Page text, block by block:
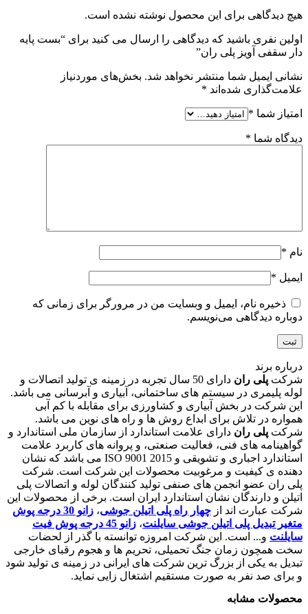
هیچ دیدگاهی برای این محصول نوشته نشده است.
اولین نفری باشید که دیدگاهی را ارسال می کنید برای “بست پایه
دار سقفی آویز پلی ران”
نشانی ایمیل شما منتشر نخواهد شد. بخش‌های موردنیاز
علامت‌گذاری شده‌اند *
امتیاز شما *
دیدگاه شما *
نام *
ایمیل *
ذخیره نام، ایمیل و وبسایت من در مرورگر برای زمانی که
دوباره دیدگاهی می‌نویسم.
درباره برند
شرکت پلی ران
دارای 50 سال تجربه در زمینه ی تولید اتصالات و
لوله پلیمری در سیستم های ساختمانی، آبیاری و آبرسانی می باشد.
این شرکت در بخش آبیاری و کشاورزی برای مقابله با کم آبی
همواره در تلاش برای ابداع روش ها و راه های نوین می باشد.
شرکت پلی ران دارای علامت استاندارد از سازمان ملی استاندارد و
گواهینامه های فنی، فعالیت صنعتی، و پروانه های کاربرد علامت
استاندارد اجباری و تشویقی و 2015 ISO 9001 می باشد که نشان
دهنده ی کیفیت و مرغوبیت محصولات این شرکت است. شرکت
پلی ران عضو انجمن های صنفی تولید کنندگان لوله و اتصالات پلی
اتیلن و دارندگان نشان استاندارد ایران است. برخی از محصولات این
شرکت عبارت اند از چهار راه پلی اتیلن جوشی،
زانو 30 درجه پوش
متغیر تبدیل پلی اتیلن جوشی سایلنت،
زانو 45 درجه پوش فیت
سایلنت و... است. این شرکت امروزه توانسته با گذر از لحضات
سخت همچون زمان جنگ تحمیلی، تحریم ها و هجوم رقبای خارجی
تبدیل به یکی از بزرگ ترین شرکت های ایرانی در زمینه ی تولید شود
و برای صد نفر به صورت مستقیم اشتغال زایی نماید.
محصولات مشابه